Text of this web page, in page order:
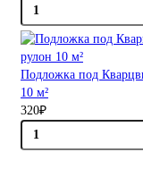
Подложка под
10 м²
320₽